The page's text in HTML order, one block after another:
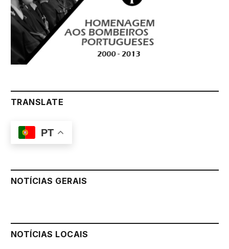
TRANSLATE
PT
NOTÍCIAS GERAIS
NOTÍCIAS LOCAIS